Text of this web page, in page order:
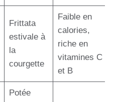
Frittata
estivale à
la
courgette
Faible en
calories,
riche en
vitamines C
et B
Potée